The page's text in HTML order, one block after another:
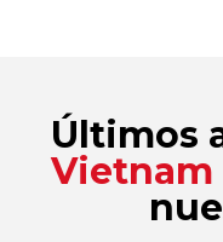
Últimos